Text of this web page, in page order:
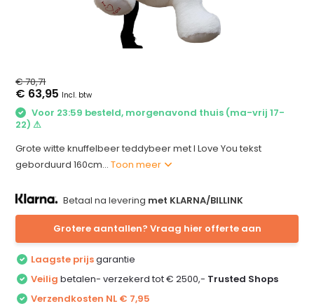
€ 70,71
€ 63,95 Incl. btw
Voor 23:59 besteld, morgenavond thuis (ma-vrij 17-
22) ⚠
Grote witte knuffelbeer teddybeer met I Love You tekst
geborduurd 160cm...Toon meer
Betaal na levering met KLARNA/BILLINK
Grotere aantallen? Vraag hier offerte aan
Laagste prijsgarantie
Veilig betalen- verzekerd tot € 2500,- Trusted Shops
Verzendkosten NL € 7,95